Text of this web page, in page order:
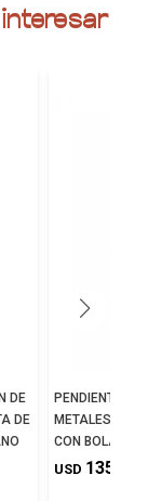
DE
DE
PENDIENTES
METALES
CON BOLA
USD 135,00